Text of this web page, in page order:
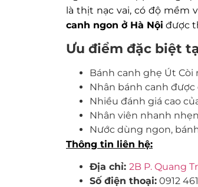
là thịt nạc vai, có độ mềm
canh ngon ở Hà Nội được
Ưu điểm đặc biệt
Bánh canh ghẹ Út Còi
Nhân bánh canh
Nhiều đánh giá cao
Nhân viên nhanh
Nước dùng ngon,
Thông tin liên hệ:
Địa chỉ: 2B P. Quang
Số điện thoại: 0912